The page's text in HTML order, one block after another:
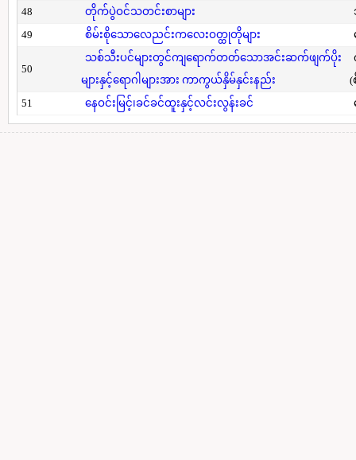
48 တိုက်ပွဲဝင်သတင်းစာများ
49
စိမ်းစိုသောလေညင်းကလေးဝတ္ထုတိုများ
50
သစ်သီးပင်များတွင်ကျရောက်တတ်သောအင်းဆက်ဖျက်ပိုး
များနှင့်ရောဂါများအား ကာကွယ်နှိမ်နှင်းနည်း
(
51
နေဝင်းမြင့်၊ခင်ခင်ထူးနှင့်လင်းလွန်းခင်